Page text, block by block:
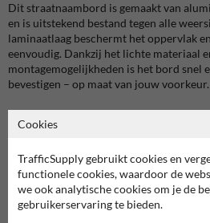
Dit straatnaambord is gemaakt van
en is uitstekend bestand tegen alle
laminaatlaag beschermt het oppervlak
eenvoudig. Dankzij het lichte materiaal
montagemogelijkheden is het bord snel
bevestigen – op maat van jouw voorkeur.
bord te creëren dat perfect past bij
Toepasbaar voor verschillende
Gemeenten: officiële
Cookies
TrafficSupply gebruikt cookies en
functionele cookies, waardoor de
we ook analytische cookies om je de
gebruikerservaring te bieden.